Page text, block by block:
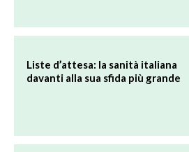
Liste d’attesa: la sanità italiana
davanti alla sua sfida più grande